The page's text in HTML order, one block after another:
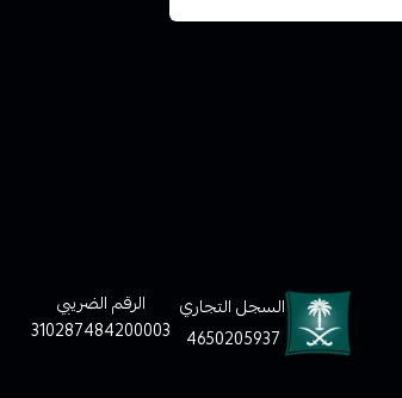
السجل التجاري
4650205937
الرقم الضريبي
310287484200003